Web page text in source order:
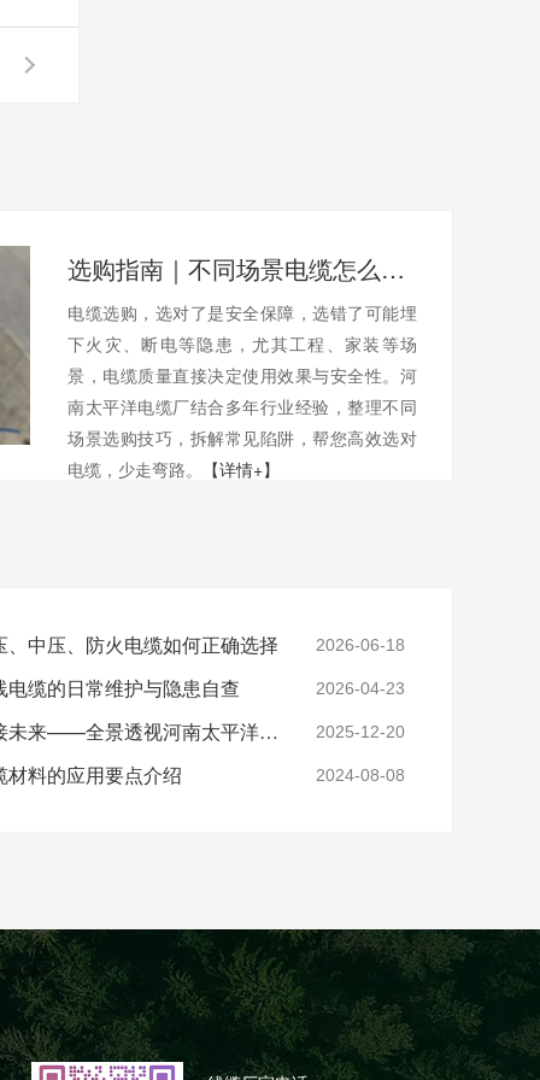
选购指南｜不同场景电缆怎么选？避开陷阱不踩坑
电缆选购，选对了是安全保障，选错了可能埋
下火灾、断电等隐患，尤其工程、家装等场
景，电缆质量直接决定使用效果与安全性。河
南太平洋电缆厂结合多年行业经验，整理不同
场景选购技巧，拆解常见陷阱，帮您高效选对
电缆，少走弯路。
【详情+】
中压、防火电缆如何正确选择 2026-06-18
缆的日常维护与隐患自查 2026-04-23
实力铸就信任，匠心连接未来——全景透视河南太平洋电缆厂 2025-12-20
料的应用要点介绍 2024-08-08